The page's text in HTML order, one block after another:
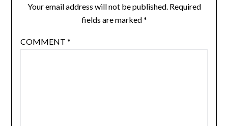
Your email address will not be published. Required
fields are marked*
COMMENT *